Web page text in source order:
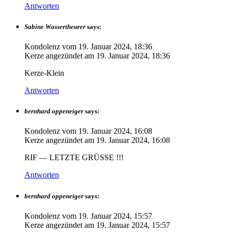
Antworten
Sabine Wassertheurer says:
Kondolenz vom 19. Januar 2024, 18:36
Kerze angezündet am 19. Januar 2024, 18:36
Kerze-Klein
Antworten
bernhard oppeneiger says:
Kondolenz vom 19. Januar 2024, 16:08
Kerze angezündet am 19. Januar 2024, 16:08
RIF — LETZTE GRÜSSE !!!
Antworten
bernhard oppeneiger says:
Kondolenz vom 19. Januar 2024, 15:57
Kerze angezündet am 19. Januar 2024, 15:57